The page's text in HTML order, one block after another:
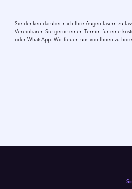
Sie denken darüber nach Ihre Augen lasern zu
Vereinbaren Sie gerne einen Termin für eine
oder WhatsApp. Wir freuen uns von Ihnen zu